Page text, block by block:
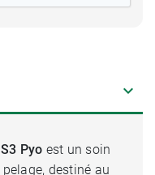
Pyo est un soin
destiné au